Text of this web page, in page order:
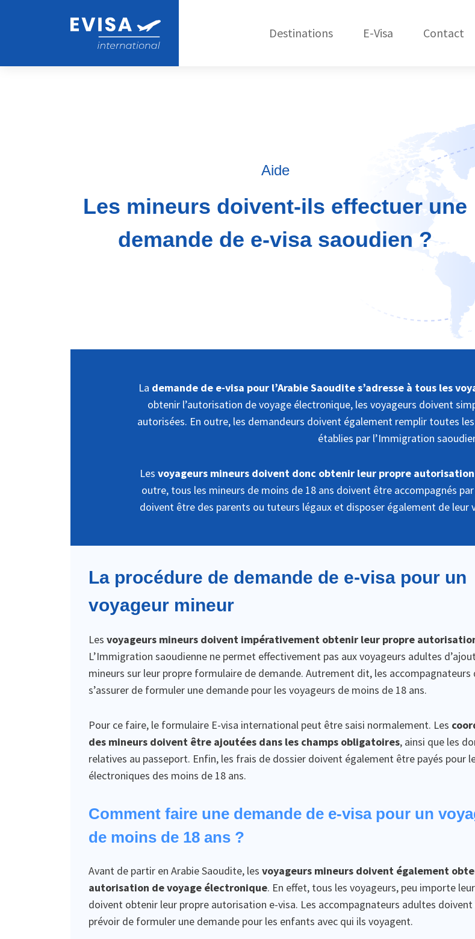
Destinations
Asie
Afrique
Océanie
E-Visa Contact
Aide
Les mineurs doivent-ils effectuer une
demande de e-visa saoudien ?
La demande de e-visa pour l’Arabie Saoudite s’adresse à tous les
obtenir l’autorisation de voyage électronique, les voyageurs doivent
autorisées. En outre, les demandeurs doivent également remplir toutes
établies par l’Immigration
Les voyageurs mineurs doivent donc obtenir leur propre
outre, tous les mineurs de moins de 18 ans doivent être accompagnés
doivent être des parents ou tuteurs légaux et disposer également de
La procédure de demande de e-visa pour un
voyageur mineur
Les voyageurs mineurs doivent impérativement obtenir leur propre
L’Immigration saoudienne ne permet effectivement pas aux voyageurs adultes
mineurs sur leur propre formulaire de demande. Autrement dit, les accompagnateurs
s’assurer de formuler une demande pour les voyageurs de moins de 18 ans.
Pour ce faire, le formulaire E-visa international peut être saisi normalement. Les
des mineurs doivent être ajoutées dans les champs obligatoires, ainsi que les
relatives au passeport. Enfin, les frais de dossier doivent également être payés pour
électroniques des moins de 18 ans.
Comment faire une demande de e-visa pour un
de moins de 18 ans ?
Avant de partir en Arabie Saoudite, les voyageurs mineurs doivent également
autorisation de voyage électronique. En effet, tous les voyageurs, peu importe
doivent obtenir leur propre autorisation e-visa. Les accompagnateurs adultes
prévoir de formuler une demande pour les enfants avec qui ils voyagent.